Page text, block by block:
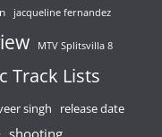
jacqueline fernandez
MTV Splitsvilla 8
Track Lists
singh release date
shooting